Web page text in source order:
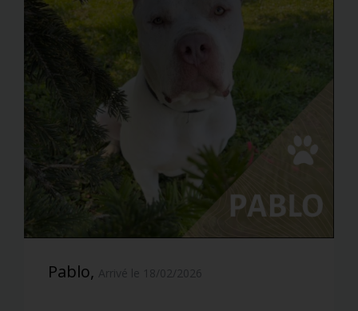
Pablo, Arrivé le 18/02/2026